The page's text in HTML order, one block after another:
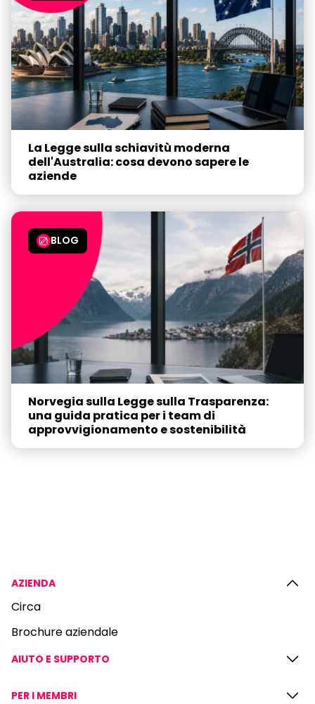
La Legge sulla schiavitù moderna
dell'Australia: cosa devono sapere le
aziende
BLOG
Norvegia sulla Legge sulla Trasparenza:
una guida pratica per i team di
approvvigionamento e sostenibilità
AZIENDA
Circa
Brochure aziendale
AIUTO E SUPPORTO
PER I MEMBRI